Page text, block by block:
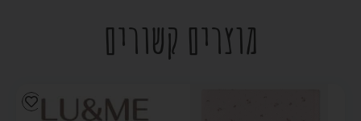
מוצרים קשורים